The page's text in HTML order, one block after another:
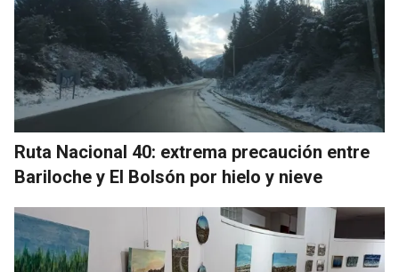
Ruta Nacional 40: extrema precaución entre
Bariloche y El Bolsón por hielo y nieve